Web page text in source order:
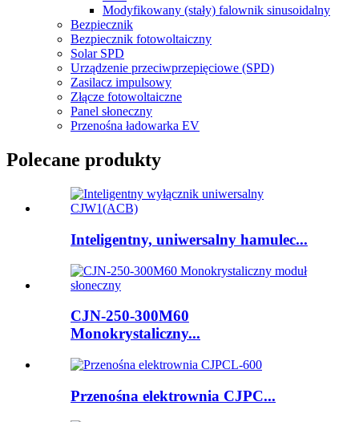
Modyfikowany (stały) falownik sinusoidalny
Bezpiecznik
Bezpiecznik fotowoltaiczny
Solar SPD
Urządzenie przeciwprzepięciowe (SPD)
Zasilacz impulsowy
Złącze fotowoltaiczne
Panel słoneczny
Przenośna ładowarka EV
Polecane produkty
Inteligentny, uniwersalny hamulec...
CJN-250-300M60
Monokrystaliczny...
Przenośna elektrownia CJPC...